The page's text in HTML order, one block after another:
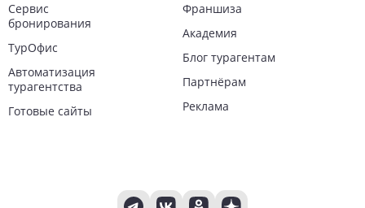
Сервис
бронирования
ТурОфис
Автоматизация
турагентства
Готовые сайты
Франшиза
Академия
Блог турагентам
Партнёрам
Реклама